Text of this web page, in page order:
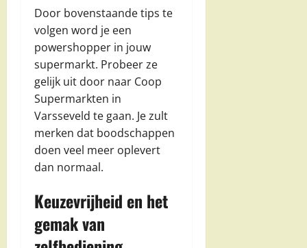
Door bovenstaande tips te
volgen word je een
powershopper in jouw
supermarkt. Probeer ze
gelijk uit door naar Coop
Supermarkten in
Varsseveld te gaan. Je zult
merken dat boodschappen
doen veel meer oplevert
dan normaal.
Keuzevrijheid en het
gemak van